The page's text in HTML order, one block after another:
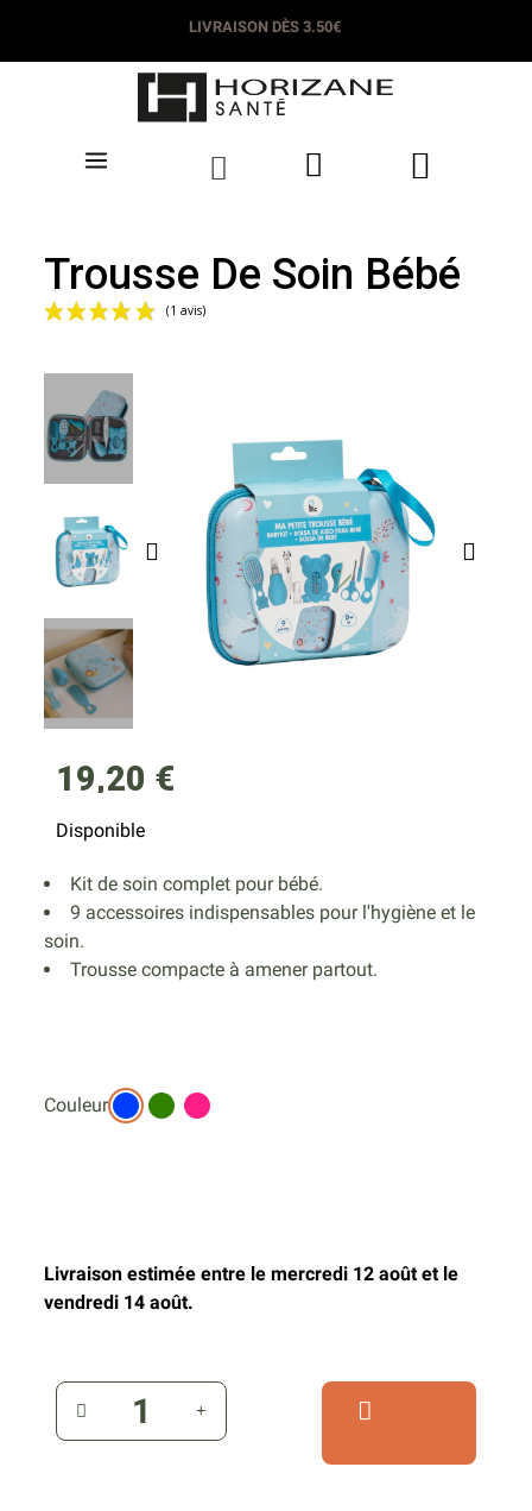
LIVRAISON DÈS 3.50€
Trousse De Soin Bébé
19,20 €
Disponible
Kit de soin complet pour bébé.
9 accessoires indispensables pour l'hygiène et le
soin.
Trousse compacte à amener partout.
Couleur
Livraison estimée entre le mercredi 12 août et le
vendredi 14 août.